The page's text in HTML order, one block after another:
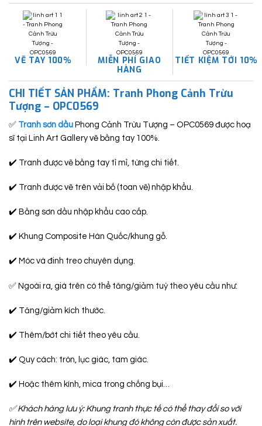
VẼ TAY 100%
MIỄN PHÍ GIAO
HÀNG
TIẾT KIỆM TỚI 10%
CHI TIẾT SẢN PHẨM: Tranh Phong Cảnh Trừu
Tượng – OPC0569
✅ Tranh sơn dầu Phong Cảnh Trừu Tượng – OPC0569 được hoạ
sĩ tại Linh Art Gallery vẽ bằng tay 100%.
✔️ Tranh được vẽ bằng tay tỉ mỉ, từng chi tiết.
✔️ Tranh được vẽ trên vải bố (toan vẽ) nhập khẩu.
✔️ Bằng sơn dầu nhập khẩu cao cấp.
✔️ Khung Composite Hàn Quốc/khung gỗ.
✔️ Móc và đinh treo chuyên dụng.
✅ Ngoài ra, giá trên có thể tăng/giảm tuỳ theo yêu cầu như:
✔️ Tăng/giảm kích thước.
✔️ Thêm/bớt chi tiết theo yêu cầu.
✔️ Quy cách: tròn, lục giác, tam giác.
✔️ Hoặc thêm kính, mica trong chống bụi…
✅Khách hàng lưu ý: Khung tranh thực tế có thể thay đổi so với
hình trên website, do loại khung đó không còn được sản xuất.